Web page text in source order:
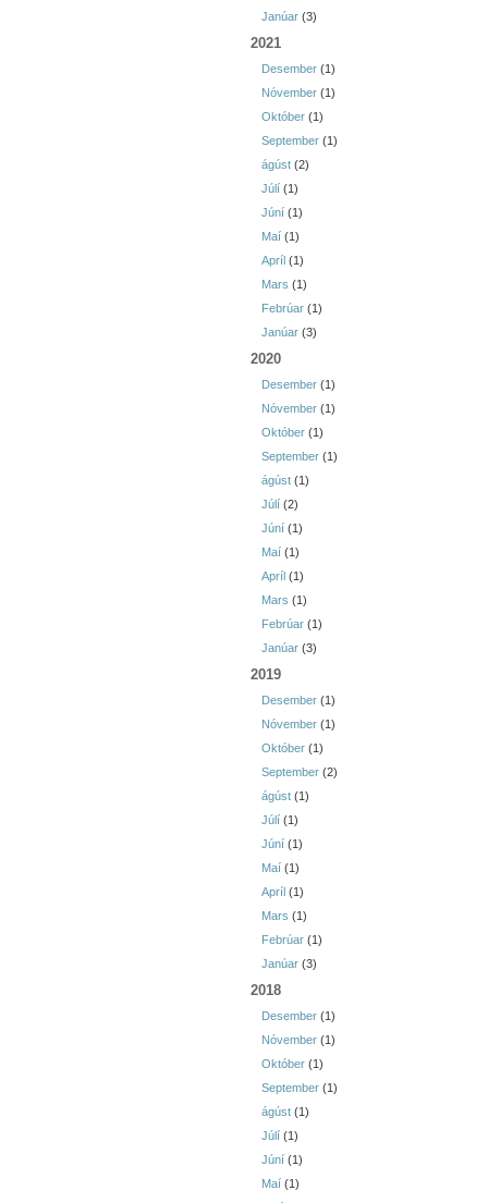
Janúar (3)
2021
Desember (1)
Nóvember (1)
Október (1)
September (1)
ágúst (2)
Júlí (1)
Júní (1)
Maí (1)
Apríl (1)
Mars (1)
Febrúar (1)
Janúar (3)
2020
Desember (1)
Nóvember (1)
Október (1)
September (1)
ágúst (1)
Júlí (2)
Júní (1)
Maí (1)
Apríl (1)
Mars (1)
Febrúar (1)
Janúar (3)
2019
Desember (1)
Nóvember (1)
Október (1)
September (2)
ágúst (1)
Júlí (1)
Júní (1)
Maí (1)
Apríl (1)
Mars (1)
Febrúar (1)
Janúar (3)
2018
Desember (1)
Nóvember (1)
Október (1)
September (1)
ágúst (1)
Júlí (1)
Júní (1)
Maí (1)